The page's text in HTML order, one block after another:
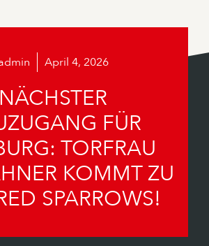
April 4, 2026
NÄCHSTER
FÜR
TORFRAU
KOMMT ZU
SPARROWS!